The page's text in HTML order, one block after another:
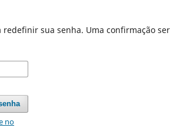
sua senha. Uma confirmação
no